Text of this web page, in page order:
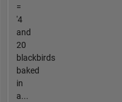
=
'4
and
20
blackbirds
baked
in
a...